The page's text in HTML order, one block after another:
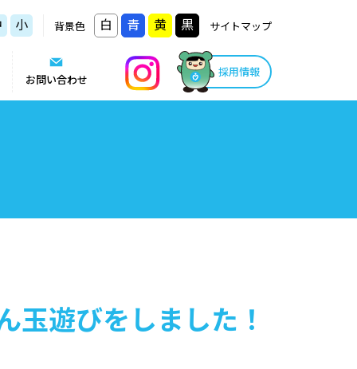
小 背景色 白 青 黄 黒 サイトマップ
お問い合わせ
採用情報
玉遊びをしました！